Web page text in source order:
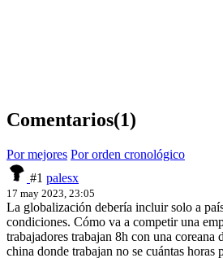
Comentarios(1)
Por mejores Por orden cronológico
#1 palesx
17 may 2023, 23:05
La globalización debería incluir solo a
condiciones. Cómo va a competir una
trabajadores trabajan 8h con una coreana
china donde trabajan no se cuántas horas